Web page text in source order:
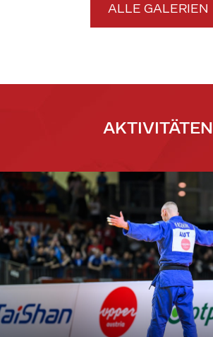
ALLE GALERIEN
AKTIVITÄTEN